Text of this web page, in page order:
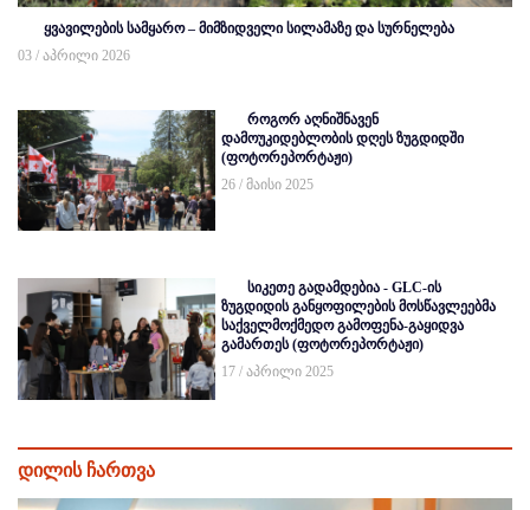
ყვავილების სამყარო – მიმზიდველი სილამაზე და სურნელება
03 / აპრილი 2026
როგორ აღნიშნავენ
დამოუკიდებლობის დღეს ზუგდიდში
(ფოტორეპორტაჟი)
26 / მაისი 2025
სიკეთე გადამდებია - GLC-ის
ზუგდიდის განყოფილების მოსწავლეებმა
საქველმოქმედო გამოფენა-გაყიდვა
გამართეს (ფოტორეპორტაჟი)
17 / აპრილი 2025
დილის ჩართვა